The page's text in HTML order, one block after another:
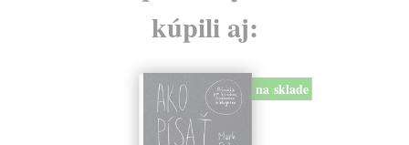
kúpili aj:
na sklade